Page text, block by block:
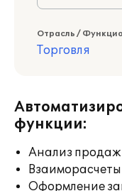
Отрасль /
Торговля
функции:
Анализ продаж
Оформление